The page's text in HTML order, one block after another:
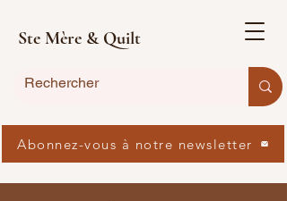
Ste Mère & Quilt
Abonnez-vous à notre newsletter